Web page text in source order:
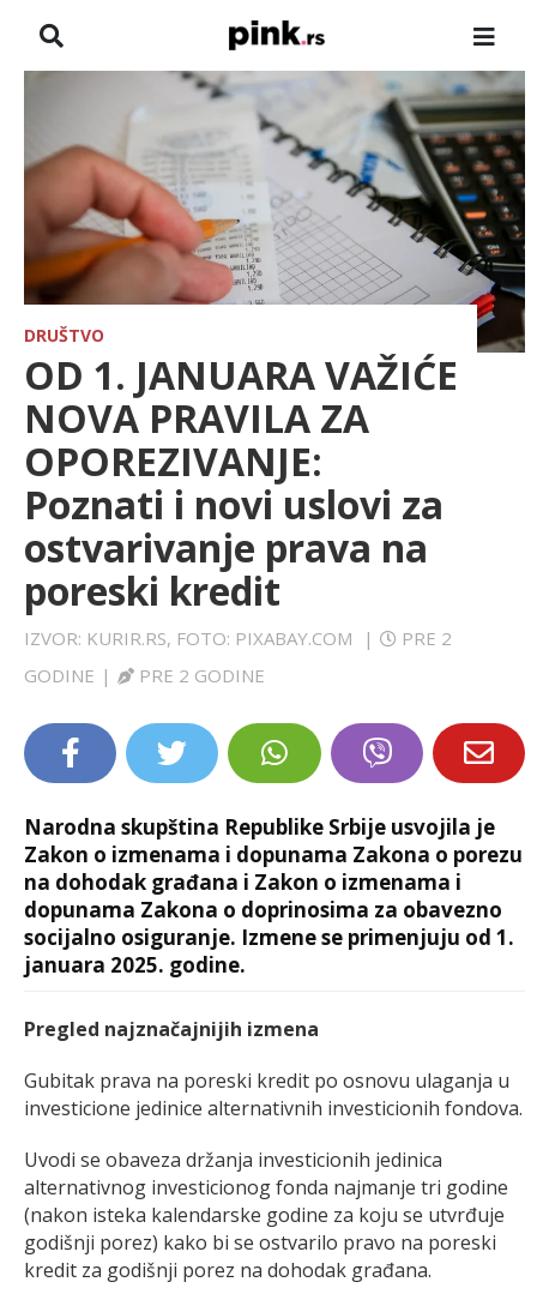
VESTI
ZADRUGA
SHOWBIZ
HRONIKA
FARMERI
TV
SPORT
LIFESTYLE
DRUŠTVO
OD 1. JANUARA VAŽIĆE
NOVA PRAVILA ZA
OPOREZIVANJE:
Poznati i novi uslovi za
ostvarivanje prava na
poreski kredit
IZVOR: KURIR.RS, FOTO: PIXABAY.COM |
PRE 2
GODINE | PRE 2 GODINE
Narodna skupština Republike Srbije usvojila je
Zakon o izmenama i dopunama Zakona o porezu
na dohodak građana i Zakon o izmenama i
dopunama Zakona o doprinosima za obavezno
socijalno osiguranje. Izmene se primenjuju od 1.
januara 2025. godine.
Pregled najznačajnijih izmena
Gubitak prava na poreski kredit po osnovu ulaganja u
investicione jedinice alternativnih investicionih fondova.
Uvodi se obaveza držanja investicionih jedinica
alternativnog investicionog fonda najmanje tri godine
(nakon isteka kalendarske godine za koju se utvrđuje
godišnji porez) kako bi se ostvarilo pravo na poreski
kredit za godišnji porez na dohodak građana.